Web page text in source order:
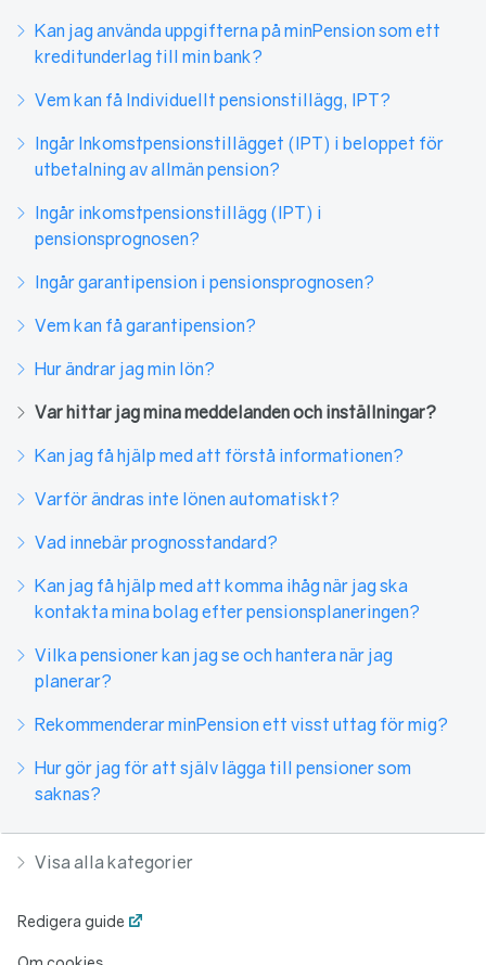
Kan jag använda uppgifterna på minPension som ett
kreditunderlag till min bank?
Vem kan få Individuellt pensionstillägg, IPT?
Ingår Inkomstpensionstillägget (IPT) i beloppet för
utbetalning av allmän pension?
Ingår inkomstpensionstillägg (IPT) i
pensionsprognosen?
Ingår garantipension i pensionsprognosen?
Vem kan få garantipension?
Hur ändrar jag min lön?
Var hittar jag mina meddelanden och inställningar?
Kan jag få hjälp med att förstå informationen?
Varför ändras inte lönen automatiskt?
Vad innebär prognosstandard?
Kan jag få hjälp med att komma ihåg när jag ska
kontakta mina bolag efter pensionsplaneringen?
Vilka pensioner kan jag se och hantera när jag
planerar?
Rekommenderar minPension ett visst uttag för mig?
Hur gör jag för att själv lägga till pensioner som
saknas?
Visa alla kategorier
Redigera guide